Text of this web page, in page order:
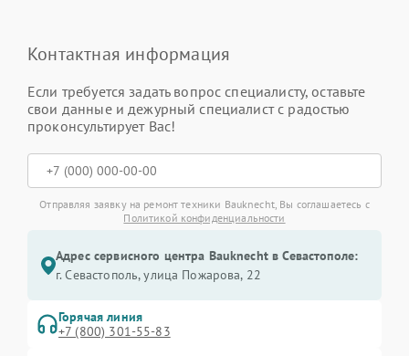
Контактная информация
Если требуется задать вопрос специалисту, оставьте
свои данные и дежурный специалист с радостью
проконсультирует Вас!
Отправляя заявку на ремонт техники Bauknecht, Вы соглашаетесь с
Политикой конфиденциальности
Адрес сервисного центра Bauknecht в Севастополе:
г. Севастополь, улица Пожарова, 22
Горячая линия
+7 (800) 301-55-83